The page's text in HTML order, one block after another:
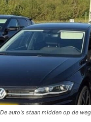
De auto's staan midden op de